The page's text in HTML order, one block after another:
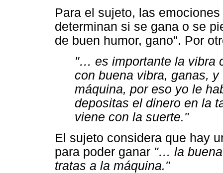
Para el sujeto, las
determinan si se gana o se
de buen humor, gano". Por
"… es importante la vibra
con buena vibra, ganas,
máquina, por eso yo le
depositas el dinero en la
viene con la suerte."
El sujeto considera que hay
para poder ganar "… la
tratas a la máquina."